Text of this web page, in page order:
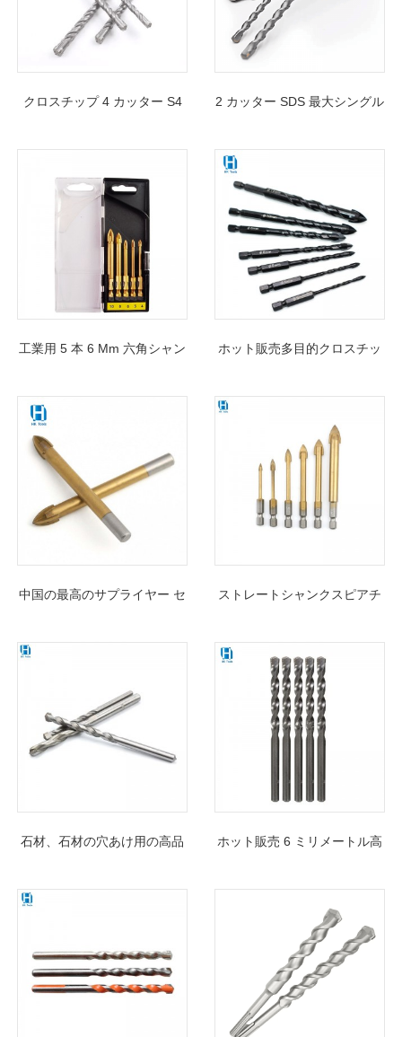
クロスチップ 4 カッター S4
ブロックレンガ壁掘削用
2 カッター SDS 最大シングル
ト超硬先端コンクリート石レ
ンガ用
工業用 5 本 6 Mm 六角シャン
ト (プラスチック ボックス入
ホット販売多目的クロスチッ
クスパイラルツイストガラス
ドリルビットカッターセラミ
ックガラスコンクリートタイ
ル
中国の最高のサプライヤー セ
るためのクロスチップガラス
ドリルビットセット
ストレートシャンクスピアチ
ガラス、タイル、セラミック
に穴を開けるのに使用される
特殊な工具です。
石材、石材の穴あけ用の高品 ホット販売 6 ミリメートル高
レンガ掘削用